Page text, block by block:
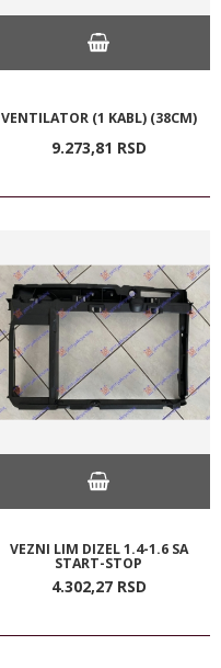
VENTILATOR (1 KABL) (38CM)
9.273,81 RSD
VEZNI LIM DIZEL 1.4-1.6 SA
START-STOP
4.302,27 RSD